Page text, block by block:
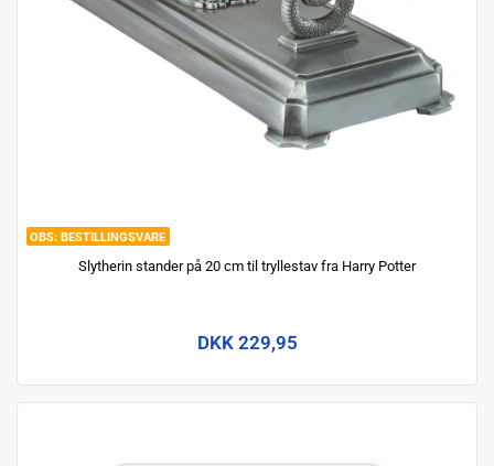
BESTILLINGSVARE
Slytherin stander på 20 cm til tryllestav fra Harry Potter
DKK 229,95